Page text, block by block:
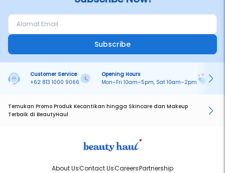
Subscribe
Customer Service
+62 813 1000 9066
Opening Hours
Mon–Fri 10am–5pm, Sat 10am–2pm
Temukan Promo Produk Kecantikan hingga Skincare dan Makeup
Terbaik di BeautyHaul
About UsContact UsCareersPartnership